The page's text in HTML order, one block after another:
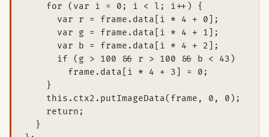
    for (var i = 0; i < l; i++) {
      var r = frame.data[i * 4 + 0];
      var g = frame.data[i * 4 + 1];
      var b = frame.data[i * 4 + 2];
      if (g > 100 && r > 100 && b < 43)
        frame.data[i * 4 + 3] = 0;
    }
    this.ctx2.putImageData(frame, 0, 0);
    return;
  }